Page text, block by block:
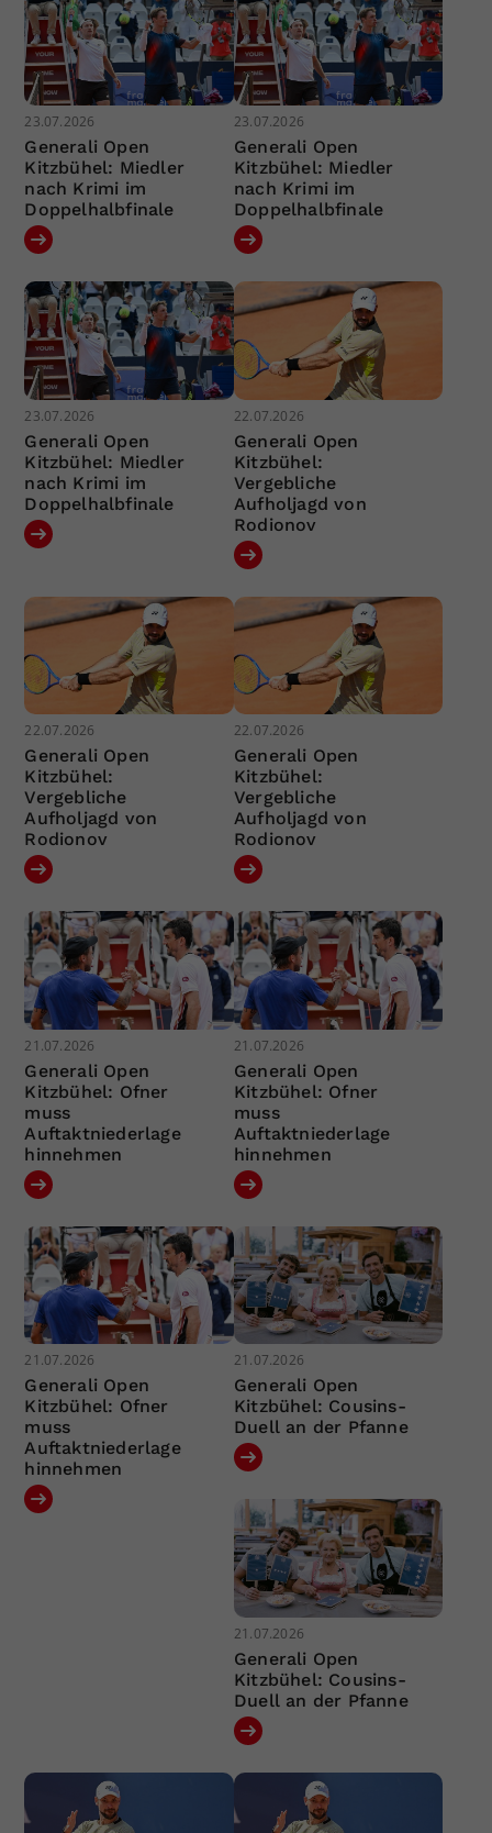
23.07.2026
Generali Open
Kitzbühel: Miedler
nach Krimi im
Doppelhalbfinale
23.07.2026
Generali Open
Kitzbühel: Miedler
nach Krimi im
Doppelhalbfinale
23.07.2026
Generali Open
Kitzbühel: Miedler
nach Krimi im
Doppelhalbfinale
22.07.2026
Generali Open
Kitzbühel:
Vergebliche
Aufholjagd von
Rodionov
22.07.2026
Generali Open
Kitzbühel:
Vergebliche
Aufholjagd von
Rodionov
22.07.2026
Generali Open
Kitzbühel:
Vergebliche
Aufholjagd von
Rodionov
21.07.2026
Generali Open
Kitzbühel: Ofner
muss
Auftaktniederlage
hinnehmen
21.07.2026
Generali Open
Kitzbühel: Ofner
muss
Auftaktniederlage
hinnehmen
21.07.2026
Generali Open
Kitzbühel: Ofner
muss
Auftaktniederlage
hinnehmen
21.07.2026
Generali Open
Kitzbühel: Cousins-
Duell an der Pfanne
21.07.2026
Generali Open
Kitzbühel: Cousins-
Duell an der Pfanne